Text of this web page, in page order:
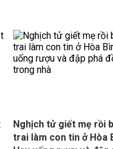
Nghịch tử giết mẹ rồi
trai làm con tin ở Hòa